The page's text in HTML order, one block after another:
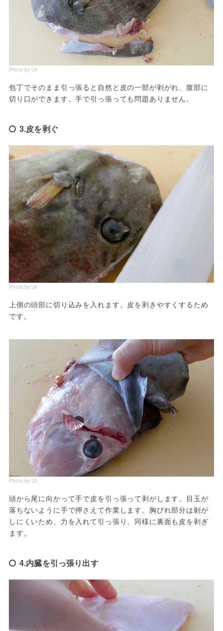
Photo by Uli
包丁でそのまま引っ張ると自然と皮の一部が剥がれ、腹部に
切り口ができます。手で引っ張っても問題ありません。
3.皮を剥ぐ
Photo by Uli
上側の頭部に切り込みを入れます。皮を剥きやすくするため
です。
Photo by Uli
頭から尾に向かって手で皮を引っ張って剥がします。目玉が
落ちないように手で押さえて作業します。胸びれ部分は剝が
しにくいため、力を入れて引っ張り、同様に裏面も皮を剥ぎ
ます。
4.内臓を引っ張り出す